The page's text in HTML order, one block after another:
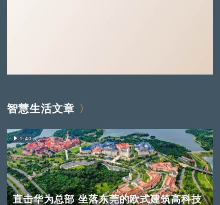
智慧生活文章
1:40
直击华为总部 坐落东莞的欧式建筑高科技